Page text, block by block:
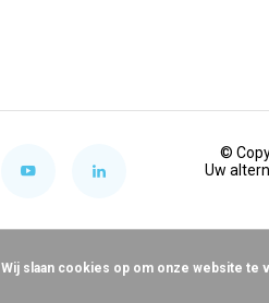
©
Uw
Wij slaan cookies op om onze website te